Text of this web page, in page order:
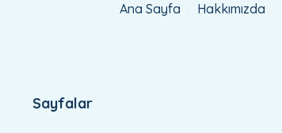
Ana Sayfa Hakkımızda
Sayfalar